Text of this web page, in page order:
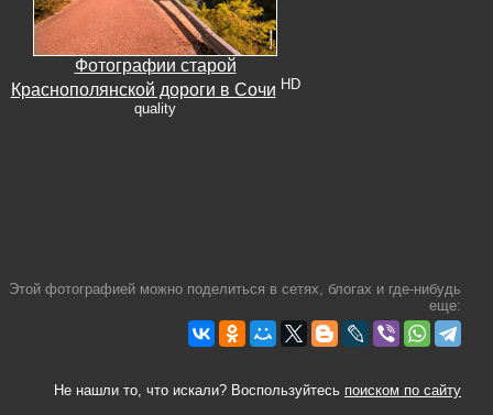
Фотографии старой
Краснополянской дороги в Сочи HD
quality
Этой фотографией можно поделиться в сетях, блогах и где-нибудь
еще:
Не нашли то, что искали? Воспользуйтесь поиском по сайту